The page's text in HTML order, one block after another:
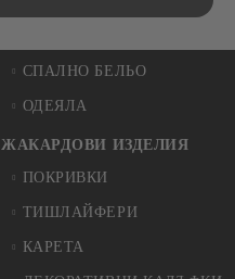
СПАЛНО БЕЛЬО
ОДЕЯЛА
ЖАКАРДОВИ ИЗДЕЛИЯ
ПОКРИВКИ
ТИШЛАЙФЕРИ
КАРЕТА